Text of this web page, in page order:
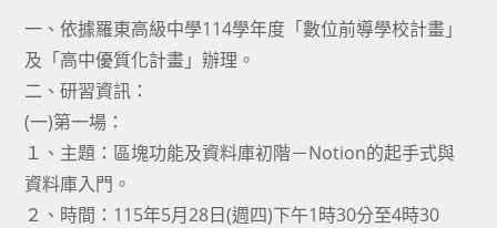
一、依據羅東高級中學114學年度「數位前導學校計畫」
及「高中優質化計畫」辦理。
二、研習資訊：
(一)第一場：
１、主題：區塊功能及資料庫初階－Notion的起手式與
資料庫入門。
２、時間：115年5月28日(週四)下午1時30分至4時30